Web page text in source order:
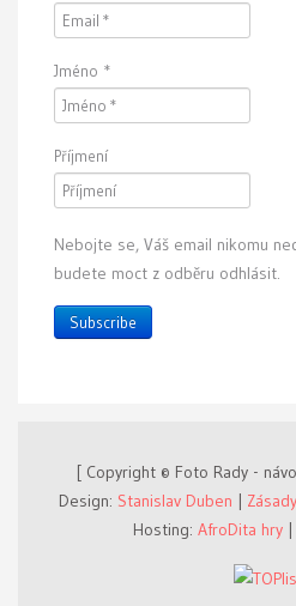
Jméno *
Příjmení
Nebojte se, Váš email nikomu
budete moct z odběru odhlásit.
Subscribe
[ Copyright © Foto Rady -
Design: Stanislav Duben
Hosting: AfroDita hry